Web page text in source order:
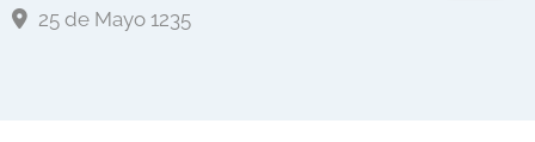
25 de Mayo 1235